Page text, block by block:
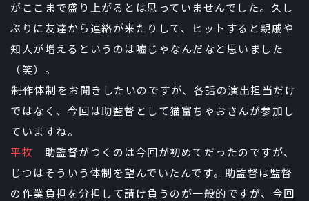
がここまで盛り上がるとは思っていませんでした。久し
ぶりに友達から連絡が来たりして、ヒットすると親戚や
知人が増えるというのは嘘じゃなんだなと思いました
（笑）。
――制作体制をお聞きしたいのですが、各話の演出担当だけ
ではなく、今回は助監督として猫富ちゃおさんが参加し
ていますね。
平牧 助監督がつくのは今回が初めてだったのですが、
じつはそういう体制を望んでいたんです。助監督は監督
の作業負担を分担して請け負うのが一般的ですが、今回